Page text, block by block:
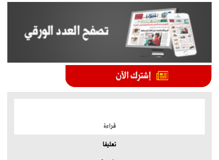
قراءة
تعليقا